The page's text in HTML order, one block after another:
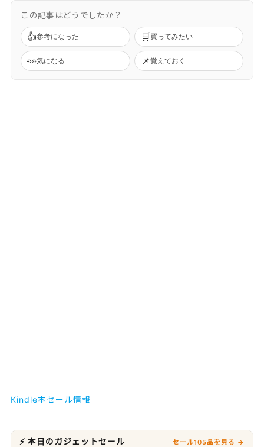
この記事はどうでしたか？
👍参考になった 🛒買ってみたい
👀気になる 📌覚えておく
Kindle本セール情報
⚡ 本日のガジェットセール セール105品を見る →